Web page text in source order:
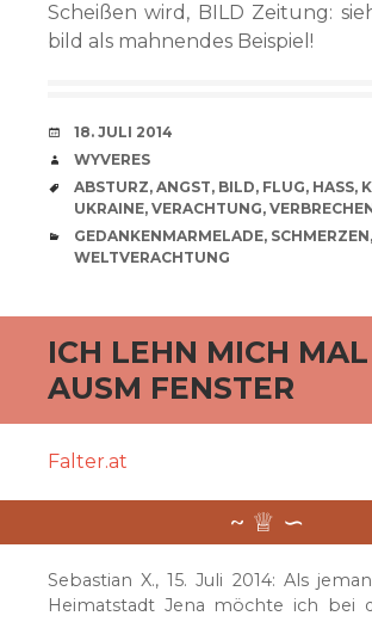
Scheißen wird, BILD Zeitung:
bild als mahnendes Beispiel!
VERABREDUNG
18. JULI 2014
VERFASSER
WYVERES
SCHLAGWÖRTER
ABSTURZ, ANGST, BILD, FLUG, HASS,
UKRAINE, VERACHTUNG,
CATEGORIES
GEDANKENMARMELADE, SCHMERZEN,
WELTVERACHTUNG
ICH LEHN MICH
AUSM FENSTER
Falter.at
Sebastian X., 15. Juli 2014: Als
Heimatstadt Jena möchte ich bei